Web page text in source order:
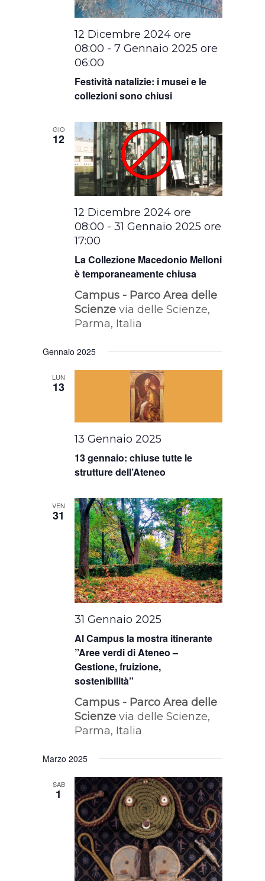
Festività natalizie: i musei e le
collezioni sono chiusi
12 Dicembre 2024 ore
08:00 -7 Gennaio 2025 ore
06:00
GIO
12
La Collezione Macedonio Melloni
è temporaneamente chiusa
12 Dicembre 2024 ore
08:00 -31 Gennaio 2025 ore
17:00
Campus - Parco Area delle
Scienzevia delle Scienze,
Parma, Italia
Gennaio 2025
LUN
13
13 gennaio: chiuse tutte le
strutture dell’Ateneo
13 Gennaio 2025
VEN
31
Al Campus la mostra itinerante
”Aree verdi di Ateneo –
Gestione, fruizione,
sostenibilità”
31 Gennaio 2025
Campus - Parco Area delle
Scienzevia delle Scienze,
Parma, Italia
Marzo 2025
SAB
1